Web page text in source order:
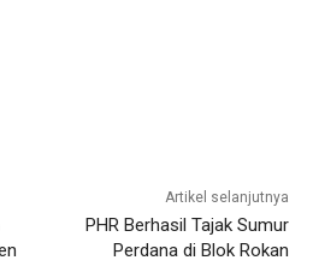
Artikel selanjutnya
PHR Berhasil Tajak Sumur
Perdana di Blok Rokan